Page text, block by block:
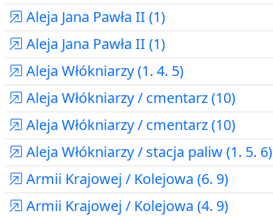
Aleja Jana Pawła II (1)
Aleja Jana Pawła II (1)
Aleja Włókniarzy (1. 4. 5)
Aleja Włókniarzy / cmentarz (10)
Aleja Włókniarzy / cmentarz (10)
Aleja Włókniarzy / stacja paliw (1. 5. 6)
Armii Krajowej / Kolejowa (6. 9)
Armii Krajowej / Kolejowa (4. 9)